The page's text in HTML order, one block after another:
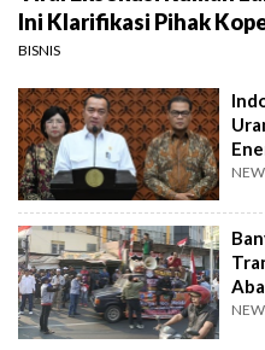
Ini Klarifikasi Pihak
BISNIS